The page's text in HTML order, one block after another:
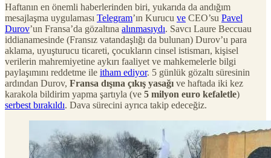
Haftanın en önemli haberlerinden biri, yukarıda da andığım
mesajlaşma uygulaması Telegram’ın Kurucu ve CEO’su Pavel
Durov’un Fransa’da gözaltına alınmasıydı. Savcı Laure Beccuau
iddianamesinde (Fransız vatandaşlığı da bulunan) Durov’u para
aklama, uyuşturucu ticareti, çocukların cinsel istismarı, kişisel
verilerin mahremiyetine aykırı faaliyet ve mahkemelerle bilgi
paylaşımını reddetme ile itham ediyor. 5 günlük gözaltı süresinin
ardından Durov, Fransa dışına çıkış yasağı ve haftada iki kez
karakola bildirim yapma şartıyla (ve 5 milyon euro kefaletle)
serbest bırakıldı. Dava sürecini ayrıca takip edeceğiz.